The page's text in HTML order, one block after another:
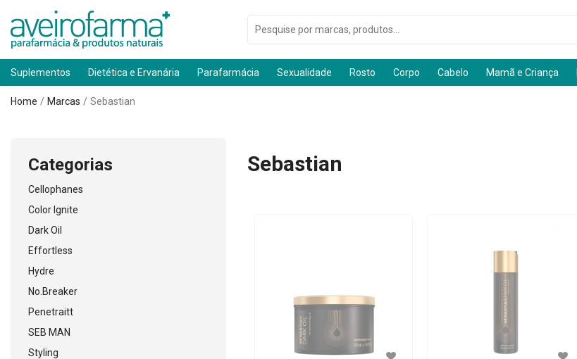
Suplementos Dietética e Ervanária Parafarmácia Sexualidade Rosto Corpo Cabelo Mamã e Criança
Home Marcas Sebastian
Categorias
Cellophanes
Color Ignite
Dark Oil
Effortless
Hydre
No.Breaker
Penetraitt
SEB MAN
Styling
Sebastian